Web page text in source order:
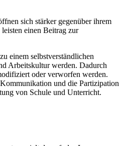
sich stärker gegenüber ihrem
einen Beitrag zur
einem selbstverständlichen
Arbeitskultur werden. Dadurch
oder verworfen werden.
und die Partizipation
von Schule und Unterricht.